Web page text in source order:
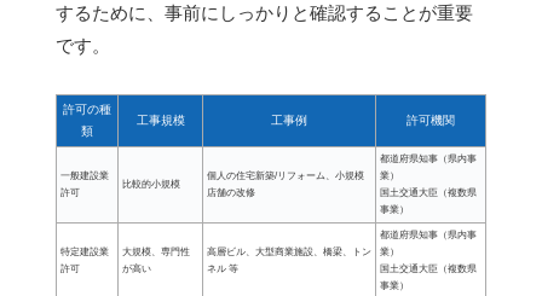
するために、事前にしっかりと確認することが重要
です。
許可の種
類
工事規模 工事例 許可機関
一般建設業
許可
比較的小規模
個人の住宅新築/リフォーム、小規模
店舗の改修
都道府県知事（県内事
業）
国土交通大臣（複数県
事業）
特定建設業
許可
大規模、専門性
が高い
高層ビル、大型商業施設、橋梁、トン
ネル 等
都道府県知事（県内事
業）
国土交通大臣（複数県
事業）